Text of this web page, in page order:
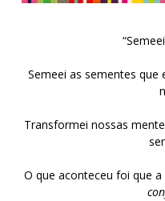
Semeei as sementes que
Transformei nossas
O que aconteceu foi que